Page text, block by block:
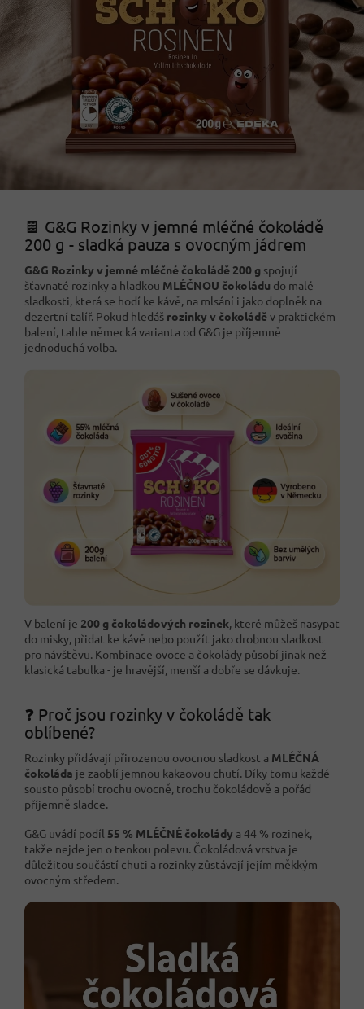
🍫 G&G Rozinky v jemné mléčné čokoládě
200 g - sladká pauza s ovocným jádrem
G&G Rozinky v jemné mléčné čokoládě 200 g spojují
šťavnaté rozinky a hladkou MLÉČNOU čokoládu do malé
sladkosti, která se hodí ke kávě, na mlsání i jako doplněk na
dezertní talíř. Pokud hledáš rozinky v čokoláděv praktickém
balení, tahle německá varianta od G&G je příjemně
jednoduchá volba.
V balení je 200 g čokoládových rozinek, které můžeš nasypat
do misky, přidat ke kávě nebo použít jako drobnou sladkost
pro návštěvu. Kombinace ovoce a čokolády působí jinak než
klasická tabulka - je hravější, menší a dobře se dávkuje.
❓ Proč jsou rozinky v čokoládě tak
oblíbené?
Rozinky přidávají přirozenou ovocnou sladkost a MLÉČNÁ
čokoláda je zaoblí jemnou kakaovou chutí. Díky tomu každé
sousto působí trochu ovocně, trochu čokoládově a pořád
příjemně sladce.
G&G uvádí podíl 55 % MLÉČNÉ čokolády a 44 % rozinek,
takže nejde jen o tenkou polevu. Čokoládová vrstva je
důležitou součástí chuti a rozinky zůstávají jejím měkkým
ovocným středem.